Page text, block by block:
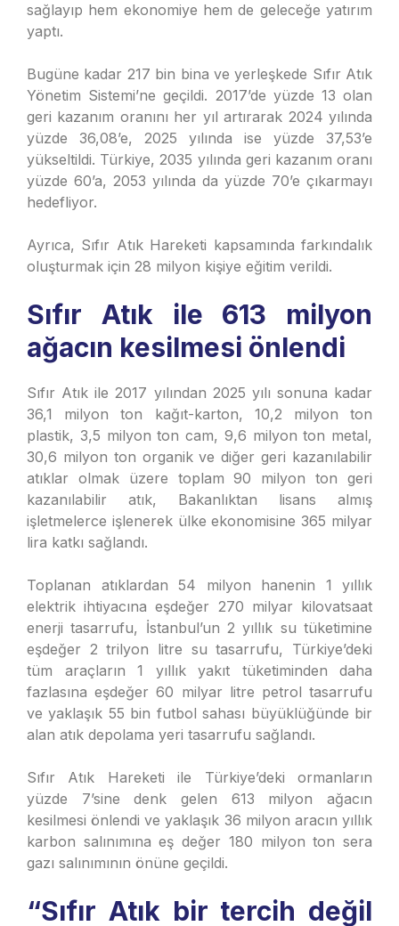
sağlayıp hem ekonomiye hem de geleceğe yatırım
yaptı.
Bugüne kadar 217 bin bina ve yerleşkede Sıfır Atık
Yönetim Sistemi’ne geçildi. 2017’de yüzde 13 olan
geri kazanım oranını her yıl artırarak 2024 yılında
yüzde 36,08’e, 2025 yılında ise yüzde 37,53’e
yükseltildi. Türkiye, 2035 yılında geri kazanım oranı
yüzde 60’a, 2053 yılında da yüzde 70’e çıkarmayı
hedefliyor.
Ayrıca, Sıfır Atık Hareketi kapsamında farkındalık
oluşturmak için 28 milyon kişiye eğitim verildi.
Sıfır Atık ile 613 milyon
ağacın kesilmesi önlendi
Sıfır Atık ile 2017 yılından 2025 yılı sonuna kadar
36,1 milyon ton kağıt-karton, 10,2 milyon ton
plastik, 3,5 milyon ton cam, 9,6 milyon ton metal,
30,6 milyon ton organik ve diğer geri kazanılabilir
atıklar olmak üzere toplam 90 milyon ton geri
kazanılabilir atık, Bakanlıktan lisans almış
işletmelerce işlenerek ülke ekonomisine 365 milyar
lira katkı sağlandı.
Toplanan atıklardan 54 milyon hanenin 1 yıllık
elektrik ihtiyacına eşdeğer 270 milyar kilovatsaat
enerji tasarrufu, İstanbul’un 2 yıllık su tüketimine
eşdeğer 2 trilyon litre su tasarrufu, Türkiye’deki
tüm araçların 1 yıllık yakıt tüketiminden daha
fazlasına eşdeğer 60 milyar litre petrol tasarrufu
ve yaklaşık 55 bin futbol sahası büyüklüğünde bir
alan atık depolama yeri tasarrufu sağlandı.
Sıfır Atık Hareketi ile Türkiye’deki ormanların
yüzde 7’sine denk gelen 613 milyon ağacın
kesilmesi önlendi ve yaklaşık 36 milyon aracın yıllık
karbon salınımına eş değer 180 milyon ton sera
gazı salınımının önüne geçildi.
“Sıfır Atık bir tercih değil